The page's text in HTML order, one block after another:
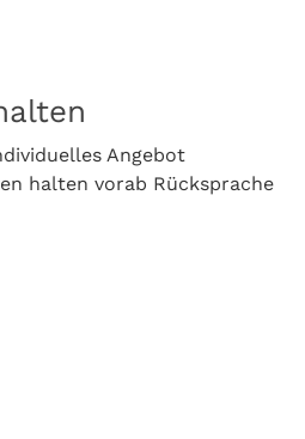
Angebot
halten vorab Rücksprache